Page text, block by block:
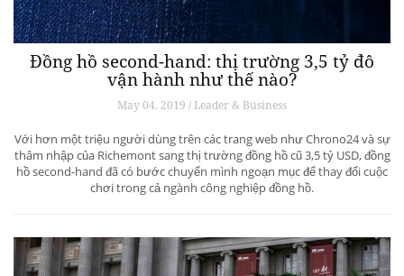
Đồng hồ second-hand: thị trường 3,5 tỷ đô
vận hành như thế nào?
May 04, 2019 / Leader & Business
Với hơn một triệu người dùng trên các trang web như Chrono24 và sự
thâm nhập của Richemont sang thị trường đồng hồ cũ 3,5 tỷ USD, đồng
hồ second-hand đã có bước chuyển mình ngoạn mục để thay đổi cuộc
chơi trong cả ngành công nghiệp đồng hồ.